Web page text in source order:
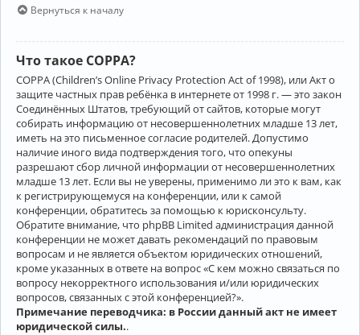
Вернуться к началу
Что такое COPPA?
COPPA (Children’s Online Privacy Protection Act of 1998), или Акт о
защите частных прав ребёнка в интернете от 1998 г. — это закон
Соединённых Штатов, требующий от сайтов, которые могут
собирать информацию от несовершеннолетних младше 13 лет,
иметь на это письменное согласие родителей. Допустимо
наличие иного вида подтверждения того, что опекуны
разрешают сбор личной информации от несовершеннолетних
младше 13 лет. Если вы не уверены, применимо ли это к вам, как
к регистрирующемуся на конференции, или к самой
конференции, обратитесь за помощью к юрисконсульту.
Обратите внимание, что phpBB Limited администрация данной
конференции не может давать рекомендаций по правовым
вопросам и не является объектом юридических отношений,
кроме указанных в ответе на вопрос «С кем можно связаться по
вопросу некорректного использования и/или юридических
вопросов, связанных с этой конференцией?».
Примечание переводчика: в России данный акт не имеет
юридической силы..